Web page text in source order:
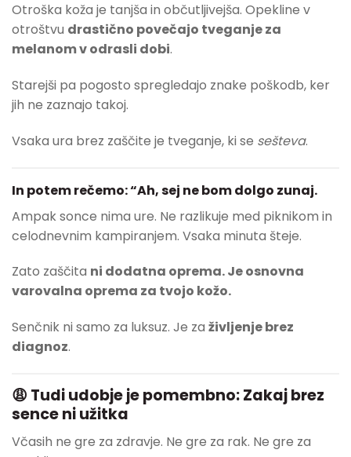
Otroška koža je tanjša in občutljivejša. Opekline v
otroštvu drastično povečajo tveganje za
melanom v odrasli dobi.
Starejši pa pogosto spregledajo znake poškodb, ker
jih ne zaznajo takoj.
Vsaka ura brez zaščite je tveganje, ki se sešteva.
In potem rečemo: “Ah, sej ne bom dolgo zunaj.
Ampak sonce nima ure. Ne razlikuje med piknikom in
celodnevnim kampiranjem. Vsaka minuta šteje.
Zato zaščita ni dodatna oprema. Je osnovna
varovalna oprema za tvojo kožo.
Senčnik ni samo za luksuz. Je za življenje brez
diagnoz.
😩 Tudi udobje je pomembno: Zakaj brez
sence ni užitka
Včasih ne gre za zdravje. Ne gre za rak. Ne gre za